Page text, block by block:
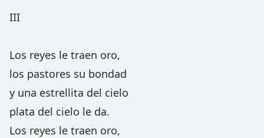
III
Los reyes le traen oro,
los pastores su bondad
y una estrellita del cielo
plata del cielo le da.
Los reyes le traen oro,